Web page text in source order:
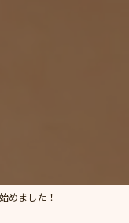
めました！